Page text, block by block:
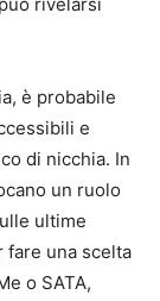
è probabile
e
di nicchia. In
un ruolo
ultime
una scelta
o SATA,